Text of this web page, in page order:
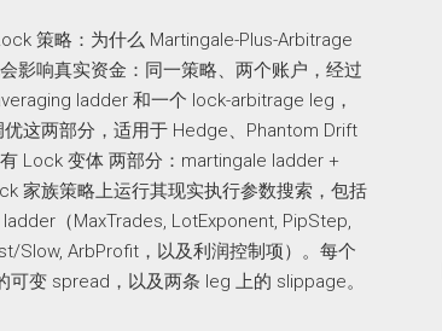
策略：为什么 Martingale-Plus-Arbitrage
影响真实资金：同一策略、两个账户，经过
ladder 和一个 lock-arbitrage leg，
这两部分，适用于 Hedge、Phantom Drift
Lock 变体 两部分：martingale ladder +
家族策略上运行其现实执行参数搜索，包括
（MaxTrades, LotExponent, PipStep,
Slow, ArbProfit，以及利润控制项）。每个
变 spread，以及两条 leg 上的 slippage。